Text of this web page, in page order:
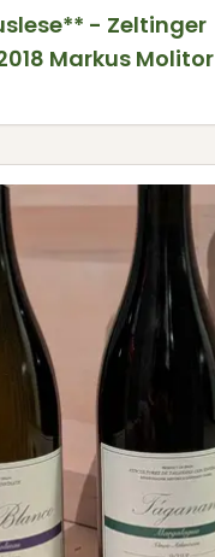
- Zeltinger
Markus Molitor